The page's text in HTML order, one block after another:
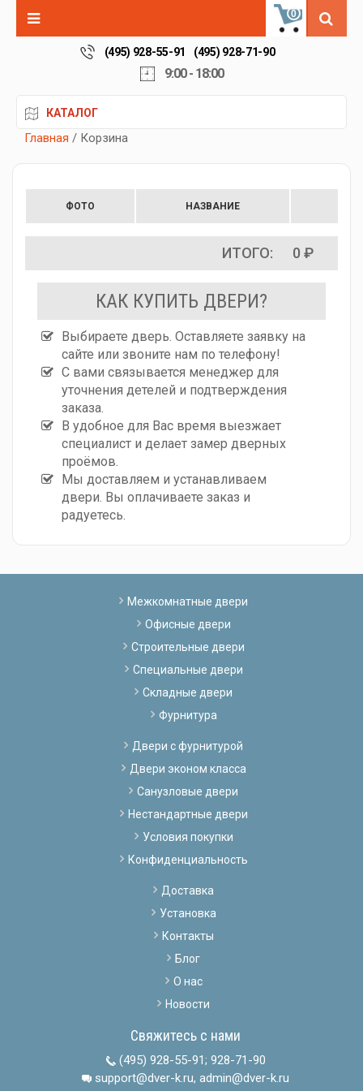
0
(495) 928-55-91 (495) 928-71-90
9:00 - 18:00
КАТАЛОГ
Главная / Корзина
ФОТО НАЗВАНИЕ
ИТОГО: 0 ₽
КАК КУПИТЬ ДВЕРИ?
Выбираете дверь. Оставляете заявку на
сайте или звоните нам по телефону!
С вами связывается менеджер для
уточнения детелей и подтверждения
заказа.
В удобное для Вас время выезжает
специалист и делает замер дверных
проёмов.
Мы доставляем и устанавливаем
двери. Вы оплачиваете заказ и
радуетесь.
Межкомнатные двери
Офисные двери
Строительные двери
Специальные двери
Складные двери
Фурнитура
Двери с фурнитурой
Двери эконом класса
Санузловые двери
Нестандартные двери
Условия покупки
Конфиденциальность
Доставка
Установка
Контакты
Блог
О нас
Новости
Свяжитесь с нами
(495) 928-55-91; 928-71-90
support@dver-k.ru, admin@dver-k.ru